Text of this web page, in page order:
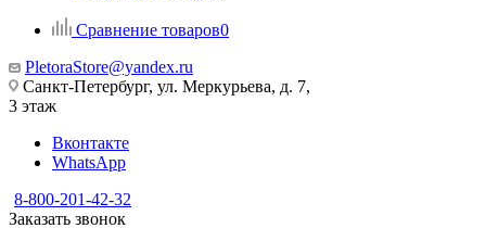
Сравнение товаров0
PletoraStore@yandex.ru
Санкт-Петербург, ул. Меркурьева, д. 7,
3 этаж
Вконтакте
WhatsApp
8-800-201-42-32
Заказать звонок